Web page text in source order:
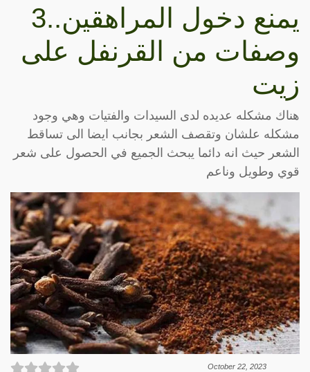
يمنع دخول المراهقين..3
وصفات من القرنفل على
زيت
هناك مشكله عديده لدى السيدات والفتيات وهي وجود
مشكله علشان وتقصف الشعر بجانب ايضا الى تساقط
الشعر حيث انه دائما يبحث الجميع في الحصول على شعر
قوي وطويل وناعم
October 22, 2023